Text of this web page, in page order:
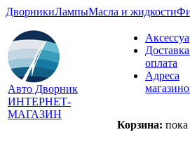
ДворникиЛампыМасла и жидкости
Авто Дворник
ИНТЕРНЕТ-
МАГАЗИН
оплата
Адреса
Корзина: пока